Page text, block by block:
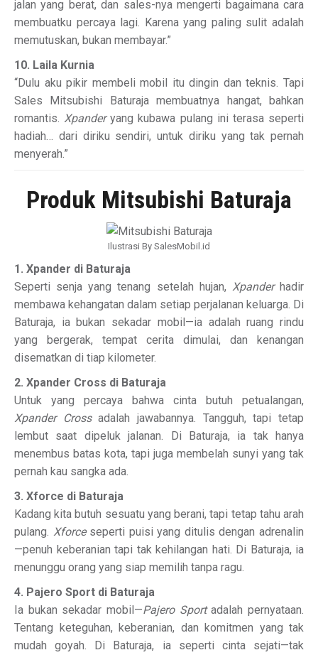
jalan yang berat, dan sales-nya mengerti bagaimana cara
membuatku percaya lagi. Karena yang paling sulit adalah
memutuskan, bukan membayar.”
10. Laila Kurnia
“Dulu aku pikir membeli mobil itu dingin dan teknis. Tapi
Sales Mitsubishi Baturaja membuatnya hangat, bahkan
romantis.Xpanderyang kubawa pulang ini terasa seperti
hadiah… dari diriku sendiri, untuk diriku yang tak pernah
menyerah.”
Produk Mitsubishi Baturaja
Ilustrasi By SalesMobil.id
1. Xpander di Baturaja
Seperti senja yang tenang setelah hujan, Xpanderhadir
membawa kehangatan dalam setiap perjalanan keluarga. Di
Baturaja, ia bukan sekadar mobil—ia adalah ruang rindu
yang bergerak, tempat cerita dimulai, dan kenangan
disematkan di tiap kilometer.
2. Xpander Cross di Baturaja
Untuk yang percaya bahwa cinta butuh petualangan,
Xpander Crossadalah jawabannya. Tangguh, tapi tetap
lembut saat dipeluk jalanan. Di Baturaja, ia tak hanya
menembus batas kota, tapi juga membelah sunyi yang tak
pernah kau sangka ada.
3. Xforce di Baturaja
Kadang kita butuh sesuatu yang berani, tapi tetap tahu arah
pulang. Xforceseperti puisi yang ditulis dengan adrenalin
—penuh keberanian tapi tak kehilangan hati. Di Baturaja, ia
menunggu orang yang siap memilih tanpa ragu.
4. Pajero Sport di Baturaja
Ia bukan sekadar mobil—Pajero Sportadalah pernyataan.
Tentang keteguhan, keberanian, dan komitmen yang tak
mudah goyah. Di Baturaja, ia seperti cinta sejati—tak